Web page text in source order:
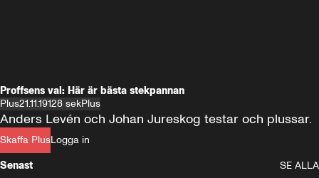
Proffsens val: Här är bästa stekpannan
Plus21.11.19128 sekPlus
Skaffa PlusLogga in
Anders Levén och Johan Jureskog testar och plussar.
Senast
SE ALLA